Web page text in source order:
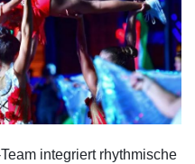
integriert rhythmische